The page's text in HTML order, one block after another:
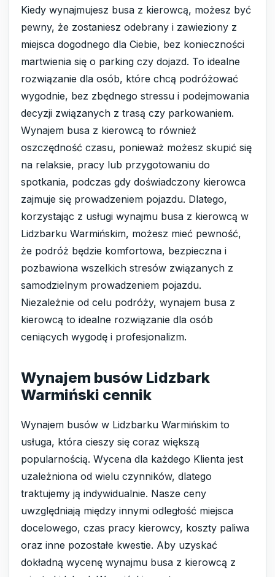
Kiedy wynajmujesz busa z kierowcą, możesz być
pewny, że zostaniesz odebrany i zawieziony z
miejsca dogodnego dla Ciebie, bez konieczności
martwienia się o parking czy dojazd. To idealne
rozwiązanie dla osób, które chcą podróżować
wygodnie, bez zbędnego stressu i podejmowania
decyzji związanych z trasą czy parkowaniem.
Wynajem busa z kierowcą to również
oszczędność czasu, ponieważ możesz skupić się
na relaksie, pracy lub przygotowaniu do
spotkania, podczas gdy doświadczony kierowca
zajmuje się prowadzeniem pojazdu. Dlatego,
korzystając z usługi wynajmu busa z kierowcą w
Lidzbarku Warmińskim, możesz mieć pewność,
że podróż będzie komfortowa, bezpieczna i
pozbawiona wszelkich stresów związanych z
samodzielnym prowadzeniem pojazdu.
Niezależnie od celu podróży, wynajem busa z
kierowcą to idealne rozwiązanie dla osób
ceniących wygodę i profesjonalizm.
Wynajem busów Lidzbark
Warmiński cennik
Wynajem busów w Lidzbarku Warmińskim to
usługa, która cieszy się coraz większą
popularnością. Wycena dla każdego Klienta jest
uzależniona od wielu czynników, dlatego
traktujemy ją indywidualnie. Nasze ceny
uwzględniają między innymi odległość miejsca
docelowego, czas pracy kierowcy, koszty paliwa
oraz inne pozostałe kwestie. Aby uzyskać
dokładną wycenę wynajmu busa z kierowcą z